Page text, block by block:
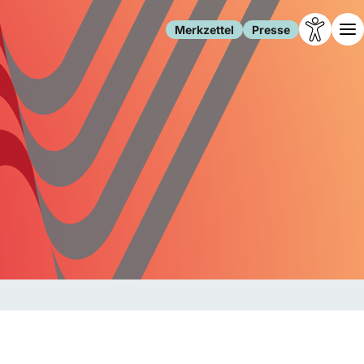
Merkzettel Presse
Leben
Familie
Freizeit
Gesundheit
Internet
Gesellschaft
Forschung
Migration
Polizei